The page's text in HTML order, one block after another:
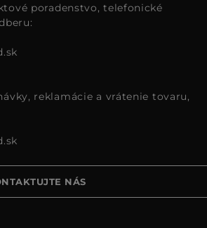
poradenstvo, telefonické
reklamácie a vrátenie tovaru,
NÁS